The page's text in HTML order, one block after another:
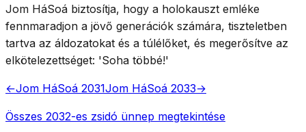
Jom HáSoá biztosítja, hogy a holokauszt emléke
fennmaradjon a jövő generációk számára, tiszteletben
tartva az áldozatokat és a túlélőket, és megerősítve az
elkötelezettséget: 'Soha többé!'
←Jom HáSoá 2031Jom HáSoá 2033→
Összes 2032-es zsidó ünnep megtekintése